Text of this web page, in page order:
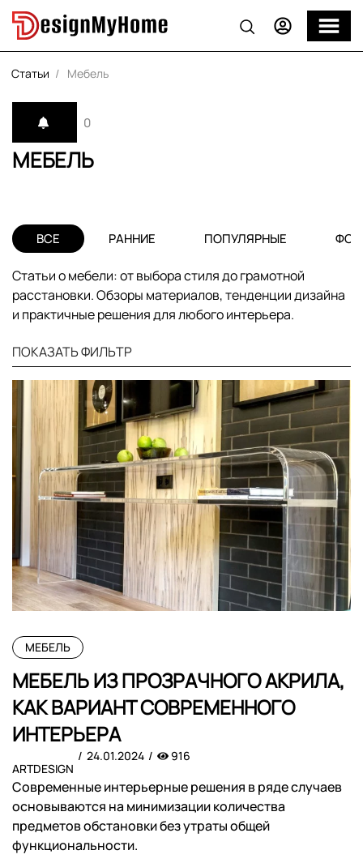
Статьи Мебель
МЕБЕЛЬ
0
ВСЕ РАННИЕ ПОПУЛЯРНЫЕ
Статьи о мебели: от выбора стиля до грамотной
расстановки. Обзоры материалов, тенденции дизайна
и практичные решения для любого интерьера.
ПОКАЗАТЬ ФИЛЬТР
МЕБЕЛЬ
МЕБЕЛЬ ИЗ ПРОЗРАЧНОГО АКРИЛА,
КАК ВАРИАНТ СОВРЕМЕННОГО
ИНТЕРЬЕРА
ARTDESIGN
24.01.2024 916
Современные интерьерные решения в ряде случаев
основываются на минимизации количества
предметов обстановки без утраты общей
функциональности.